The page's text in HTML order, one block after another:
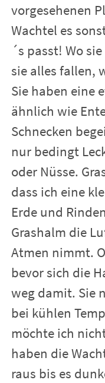
vorgesehenen
Wachtel es
´s passt! Wo
sie alles fallen,
Sie haben eine
ähnlich wie
Schnecken
nur bedingt
oder Nüsse.
dass ich eine
Erde und
Grashalm die
Atmen nimmt.
bevor sich die
weg damit. Sie
bei kühlen
möchte ich
haben die
raus bis es